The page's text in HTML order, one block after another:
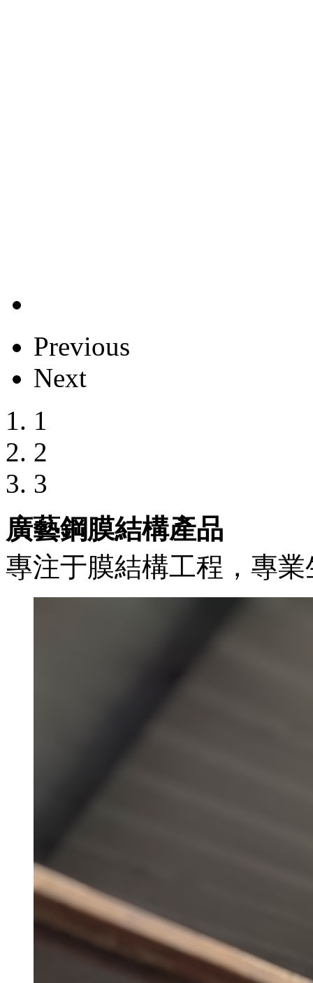
Previous
Next
1
2
3
廣藝鋼膜結構產品
專注于膜結構工程，專